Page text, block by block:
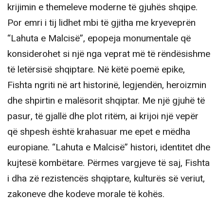
krijimin e themeleve moderne të gjuhës shqipe.
Por emri i tij lidhet mbi të gjitha me kryeveprën
“Lahuta e Malcisë”, epopeja monumentale që
konsiderohet si një nga veprat më të rëndësishme
të letërsisë shqiptare. Në këtë poemë epike,
Fishta ngriti në art historinë, legjendën, heroizmin
dhe shpirtin e malësorit shqiptar. Me një gjuhë të
pasur, të gjallë dhe plot ritëm, ai krijoi një vepër
që shpesh është krahasuar me epet e mëdha
europiane. “Lahuta e Malcisë” histori, identitet dhe
kujtesë kombëtare. Përmes vargjeve të saj, Fishta
i dha zë rezistencës shqiptare, kulturës së veriut,
zakoneve dhe kodeve morale të kohës.